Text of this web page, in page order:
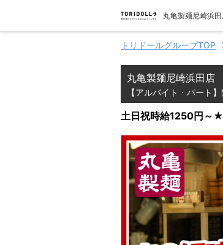
丸亀製麺尼崎浜
トリドールグループTOP
丸亀製麺尼崎浜田店
【アルバイト・パート
土日祝時給1250円～